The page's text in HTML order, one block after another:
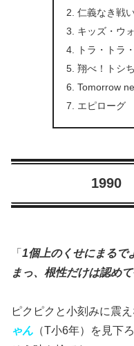
仁義なき戦
キッズ・ウ
トラ・トラ
翔べ！トシ
Tomorrow
エピローグ
1990
「 1個上のくせにまるで
まっ、根性だけは認めて
ピクピクと小刻みに震
ゃん （T小6年）を見下